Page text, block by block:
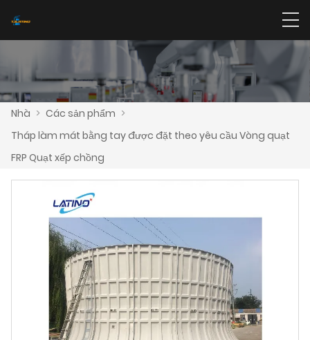
Nhà > Các sản phẩm >
Tháp làm mát bằng tay được đặt theo yêu cầu Vòng quạt
FRP Quạt xếp chồng